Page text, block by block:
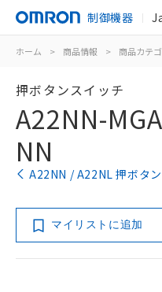
制御機器
ホーム > 商品情報 > 商品カテ
押ボタンスイッチ
A22NN-
NN
A22NN / A22NL 押ボタ
マイリストに追加